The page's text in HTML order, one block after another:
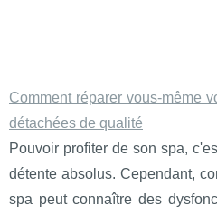
Comment réparer vous-même
détachées de qualité
Pouvoir profiter de son spa,
détente absolus. Cependant,
spa peut connaître des